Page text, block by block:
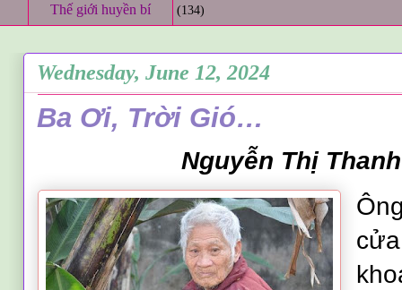
Thế giới huyền bí (134)
Wednesday, June 12, 2024
Ba Ơi, Trời Gió…
Nguyễn Thị Thanh